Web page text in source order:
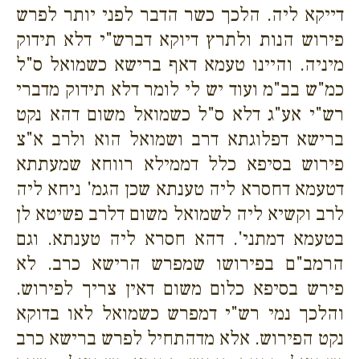
דייקא ליה. הלכך כשר הדבר לפני יותר לפרש
פירוש הנות ולתרץ דיוקא דברש"י דלא תידוק
מיניה. והיינו טעמא דאף ברישא כשמואל ס"ל
כמ"ש בב"מ ועוד יש לי לומר דלא תידוק מדברי
רש"י אע"ג דלא ס"ל כשמואל משום דהא נקט
ברישא דפלוגתא דרב ושמואל הוא ולרב א"צ
פירוש בסיפא כלל דממילא רווחא שמעתתא
דטעמא דחסרא ליה טענתא שכן הגמ' ניחא ליה
לרב וקשיא ליה לשמואל משום דלרב פשיטא לן
בטעמא דמתני'. דהא חסרא ליה טענתא. וגם
הרמב"ם בפירושו שמפרש הרישא כרב. לא
פירש בסיפא כלום משום דאין צריך לפירוש.
והלכך נמי רש"י דמפרש כשמואל לאו בדוקא
נקט הפירוש. אלא מדהתחיל לפרש ברישא כרב